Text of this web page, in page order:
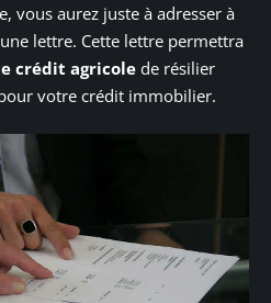
vous aurez juste à adresser à
lettre. Cette lettre permettra
crédit agricolede résilier
votre crédit immobilier.